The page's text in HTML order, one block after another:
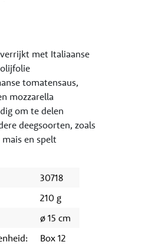
met Italiaanse
tomatensaus,
mozzarella
om te delen
deegsoorten, zoals
en spelt
30718
210 g
ø 15 cm
Box 12